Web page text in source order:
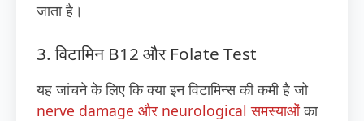
जाता है।
3. विटामिन B12 और Folate Test
यह जांचने के लिए कि क्या इन विटामिन्स की कमी है जो
nerve damage और neurological समस्याओंका